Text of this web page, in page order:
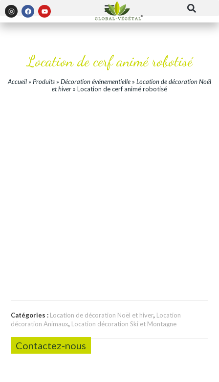
Location de cerf animé robotisé
Accueil » Produits » Décoration événementielle » Location de décoration Noël
et hiver » Location de cerf animé robotisé
Catégories : Location de décoration Noël et hiver, Location
décoration Animaux, Location décoration Ski et Montagne
Contactez-nous